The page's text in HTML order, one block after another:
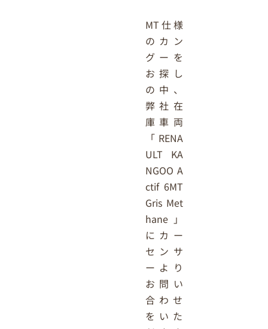
MT仕様
のカン
グーを
お探し
の中、
弊社在
庫車両
「RENA
ULT KA
NGOO A
ctif 6MT
Gris Met
hane」
にカー
センサ
ーより
お問い
合わせ
をいた